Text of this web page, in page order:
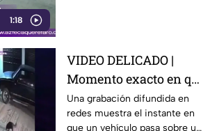
1:18
VIDEO DELICADO |
Momento exacto en que
camioneta atropella a
un perro y conductor
Una grabación difundida en
redes muestra el instante en
que un vehículo pasa sobre un